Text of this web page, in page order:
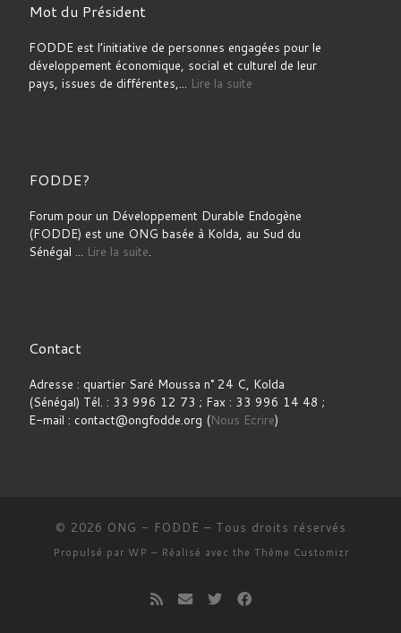
Mot du Président
FODDE est l’initiative de personnes engagées pour le
développement économique, social et culturel de leur
pays, issues de différentes,... Lire la suite
FODDE?
Forum pour un Développement Durable Endogène
(FODDE) est une ONG basée à Kolda, au Sud du
Sénégal ... Lire la suite.
Contact
Adresse : quartier Saré Moussa n° 24 C, Kolda
(Sénégal) Tél. : 33 996 12 73 ; Fax : 33 996 14 48 ;
E-mail : contact@ongfodde.org (Nous Ecrire)
© 2026 ONG - FODDE – Tous droits réservés
Propulsé par WP – Réalisé avec the Thème Customizr